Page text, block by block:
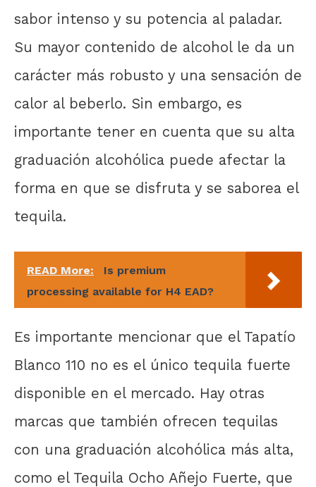
sabor intenso y su potencia al paladar.
Su mayor contenido de alcohol le da un
carácter más robusto y una sensación de
calor al beberlo. Sin embargo, es
importante tener en cuenta que su alta
graduación alcohólica puede afectar la
forma en que se disfruta y se saborea el
tequila.
READ More:
Is premium
processing available for H4 EAD?
Es importante mencionar que el Tapatío
Blanco 110 no es el único tequila fuerte
disponible en el mercado. Hay otras
marcas que también ofrecen tequilas
con una graduación alcohólica más alta,
como el Tequila Ocho Añejo Fuerte, que